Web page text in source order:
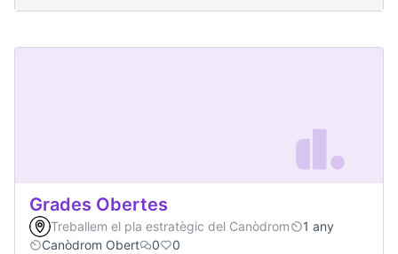
Grades Obertes
Treballem el pla estratègic del Canòdrom
1 any
Canòdrom Obert
0 0